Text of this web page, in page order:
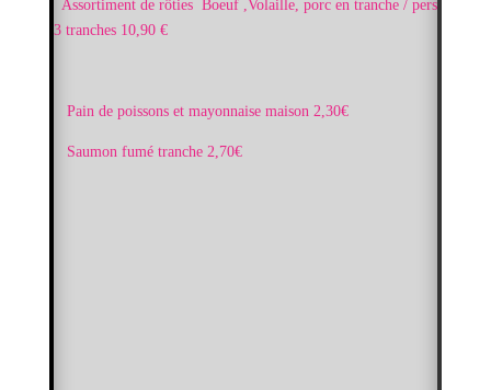
Assortiment de rôties Boeuf ,Volaille, porc en tranche / pers
3 tranches 10,90 €
Pain de poissons et mayonnaise maison 2,30€
Saumon fumé tranche 2,70€